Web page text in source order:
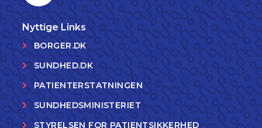
Nyttige Links
BORGER.DK
SUNDHED.DK
PATIENTERSTATNINGEN
SUNDHEDSMINISTERIET
STYRELSEN FOR PATIENTSIKKERHED